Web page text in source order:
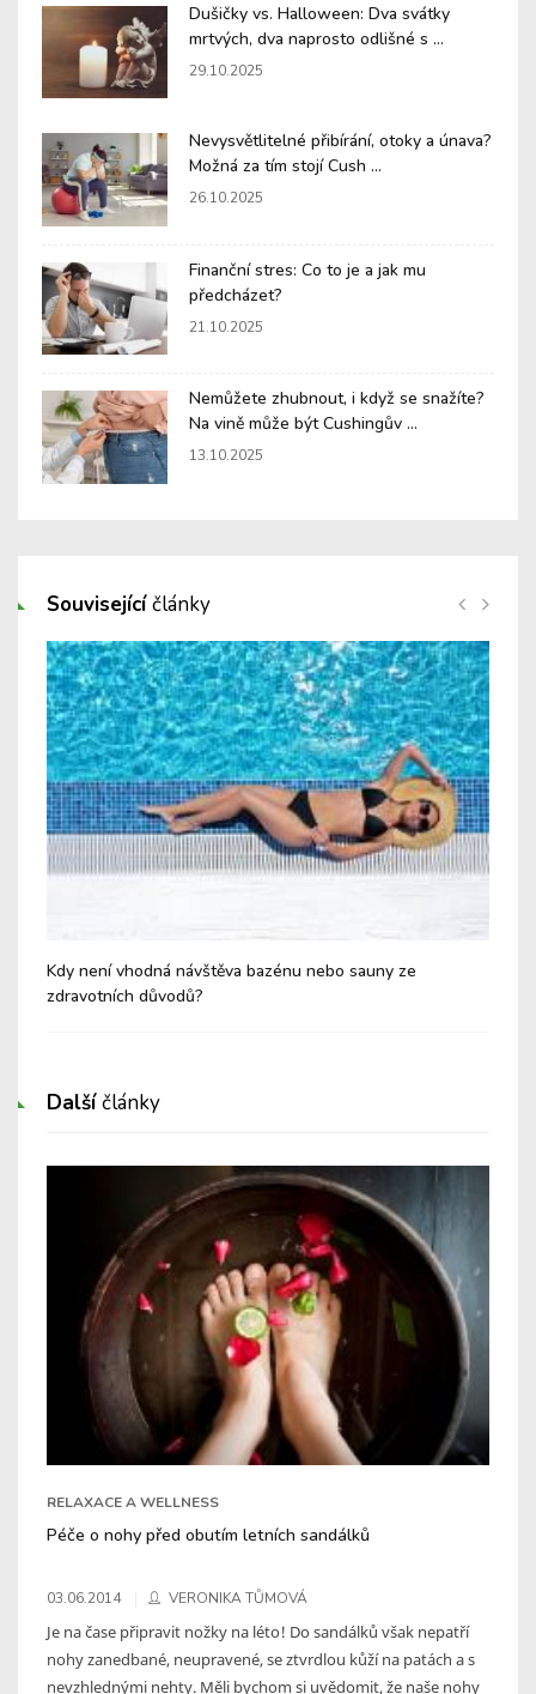
Dušičky vs. Halloween: Dva svátky
mrtvých, dva naprosto odlišné s ...
29.10.2025
Nevysvětlitelné přibírání, otoky a únava?
Možná za tím stojí Cush ...
26.10.2025
Finanční stres: Co to je a jak mu
předcházet?
21.10.2025
Nemůžete zhubnout, i když se snažíte?
Na vině může být Cushingův ...
13.10.2025
Souvisejícíčlánky
Kdy není vhodná návštěva bazénu nebo sauny ze
zdravotních důvodů?
Dalšíčlánky
RELAXACE A WELLNESS
Péče o nohy před obutím letních sandálků
03.06.2014 VERONIKA TŮMOVÁ
Je na čase připravit nožky na léto! Do sandálků však nepatří
nohy zanedbané, neupravené, se ztvrdlou kůží na patách a s
nevzhlednými nehty. Měli bychom si uvědomit, že naše nohy